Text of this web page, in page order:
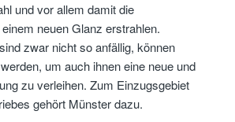
und vor allem damit die
neuen Glanz erstrahlen.
zwar nicht so anfällig, können
um auch ihnen eine neue und
zu verleihen. Zum Einzugsgebiet
gehört Münster dazu.